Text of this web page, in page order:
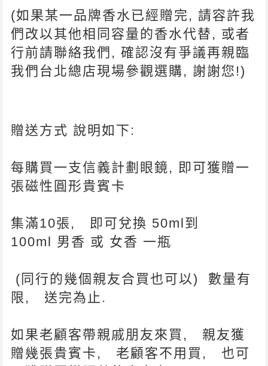
(如果某一品牌香水已經贈完, 請容許我
們改以其他相同容量的香水代替, 或者
行前請聯絡我們, 確認沒有爭議再親臨
我們台北總店現場參觀選購, 謝謝您!)
贈送方式 說明如下:
每購買一支信義計劃眼鏡, 即可獲贈一
張磁性圓形貴賓卡
集滿10張, 即可兌換 50ml到
100ml 男香 或 女香 一瓶
(同行的幾個親友合買也可以) 數量有
限, 送完為止.
如果老顧客帶親戚朋友來買, 親友獲
贈幾張貴賓卡, 老顧客不用買, 也可